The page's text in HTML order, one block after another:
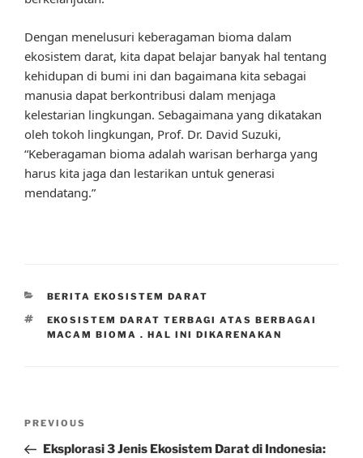
Dengan menelusuri keberagaman bioma dalam
ekosistem darat, kita dapat belajar banyak hal tentang
kehidupan di bumi ini dan bagaimana kita sebagai
manusia dapat berkontribusi dalam menjaga
kelestarian lingkungan. Sebagaimana yang dikatakan
oleh tokoh lingkungan, Prof. Dr. David Suzuki,
“Keberagaman bioma adalah warisan berharga yang
harus kita jaga dan lestarikan untuk generasi
mendatang.”
CATEGORIES
BERITA EKOSISTEM DARAT
TAGS
EKOSISTEM DARAT TERBAGI ATAS BERBAGAI
MACAM BIOMA . HAL INI DIKARENAKAN
Previous
Post
PREVIOUS
Eksplorasi 3 Jenis Ekosistem Darat di Indonesia: